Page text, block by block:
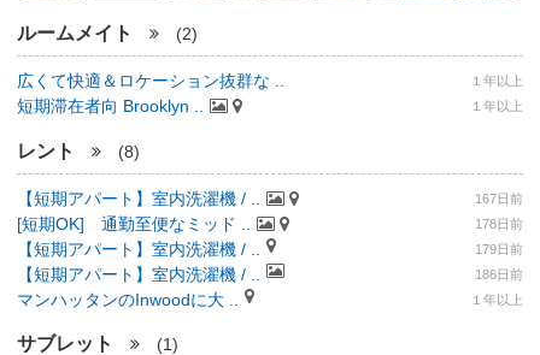
ルームメイト (2)
広くて快適＆ロケーション抜群な .. １年以上
短期滞在者向 Brooklyn .. １年以上
レント (8)
【短期アパート】室内洗濯機 / .. 167日前
[短期OK] 通勤至便なミッド .. 178日前
【短期アパート】室内洗濯機 / .. 179日前
【短期アパート】室内洗濯機 / .. 186日前
マンハッタンのInwoodに大 .. １年以上
サブレット (1)